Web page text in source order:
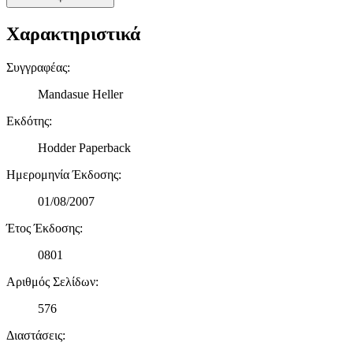
πληροφορίες σχετικά με την από μέρους σας χρήση της
τοποθεσίας μας στους συνεργάτες μέσων κοινωνικής
δικτύωσης, διαφημίσεων και ανάλυσης.
Χαρακτηριστικά
Συγγραφέας:
Mandasue Heller
Εκδότης:
Hodder Paperback
Ημερομηνία Έκδοσης:
01/08/2007
Έτος Έκδοσης:
0801
Αριθμός Σελίδων:
576
Διαστάσεις: